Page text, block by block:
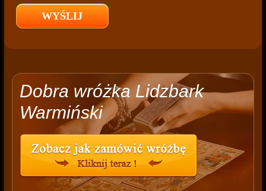
Dobra wróżka Lidzbark
Warmiński